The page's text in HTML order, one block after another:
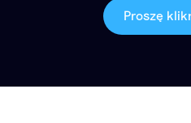
Proszę